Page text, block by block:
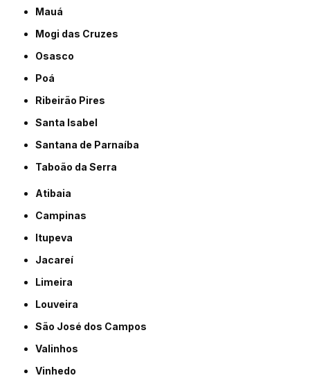
Mauá
Mogi das Cruzes
Osasco
Poá
Ribeirão Pires
Santa Isabel
Santana de Parnaíba
Taboão da Serra
Atibaia
Campinas
Itupeva
Jacareí
Limeira
Louveira
São José dos Campos
Valinhos
Vinhedo